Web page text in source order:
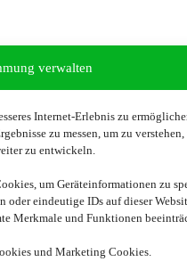
verwalten
Internet-Erlebnis zu
zu messen, um zu
zu entwickeln.
um Geräteinformationen zu
eindeutige IDs auf dieser
Merkmale und Funktionen
und Marketing Cookies.
Es werden ggf.